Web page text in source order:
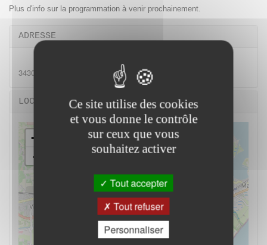
Plus d'info sur la programmation à venir prochainement.
ADRESSE
34300 Agde
LOCALISATION
+
-
Ce site utilise des cookies
et vous donne le contrôle
sur ceux que vous
souhaitez activer
Tout accepter
Tout refuser
Personnaliser